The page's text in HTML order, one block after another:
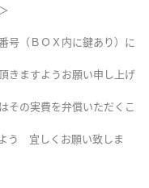
号（ＢＯＸ内に鍵あり）に
きますようお願い申し上げ
その実費を弁償いただくこ
う 宜しくお願い致しま